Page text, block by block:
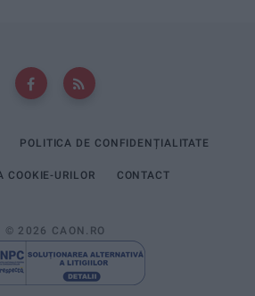
POLITICA DE CONFIDENȚIALITATE
COOKIE-URILOR CONTACT
© 2026 CAON.RO